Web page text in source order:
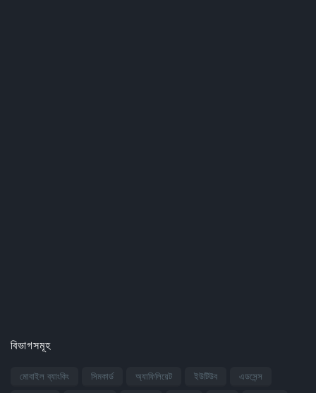
বিভাগসমূহ
মোবাইল ব্যাংকিং সিমকার্ড অ্যাফিলিয়েট ইউটিউব এডসেন্স